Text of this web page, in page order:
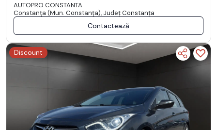
AUTOPRO CONSTANTA
Constanţa (Mun. Constanţa), Județ Constanţa
Contactează
Discount